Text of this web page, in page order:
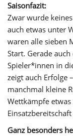
Saisonfazit:
Zwar wurde
auch etwas unter
waren alle sieben
Start. Gerade
Spieler*innen in
zeigt auch Erfolge
manchmal kleine
Wettkämpfe
Ganz besonders